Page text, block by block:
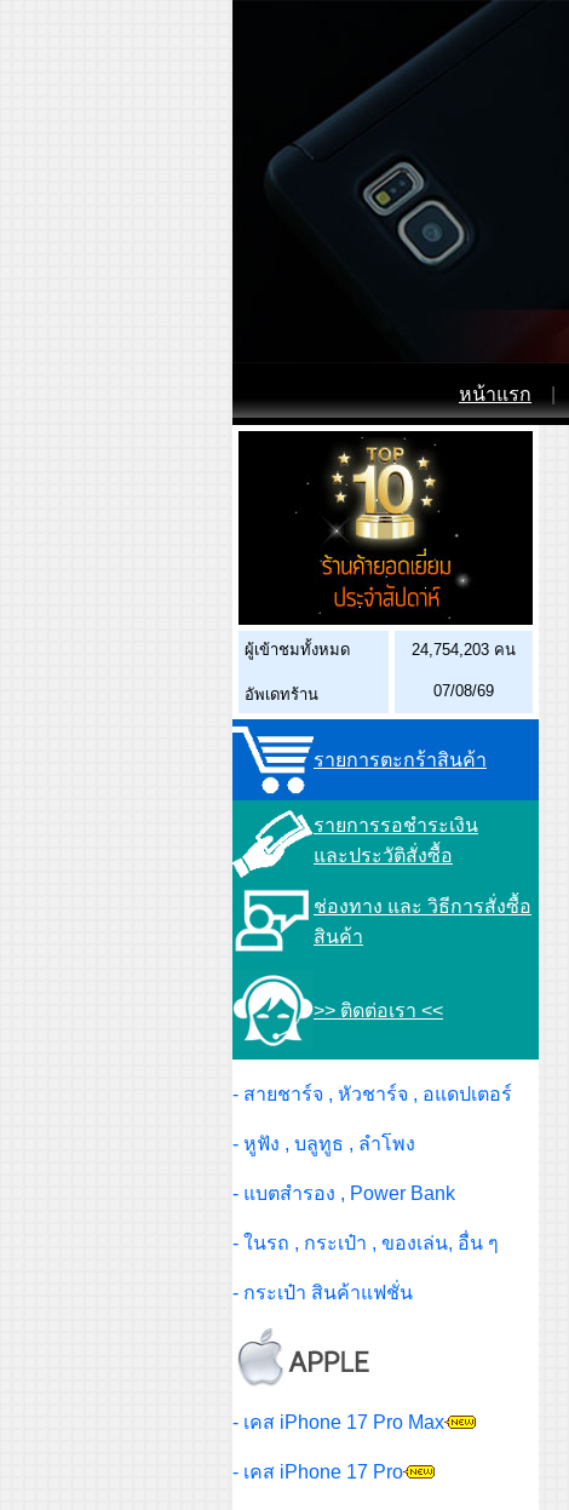
หน้าแรก
ผู้เข้าชมทั้งหมด
อัพเดทร้าน
24,754,203 คน
07/08/69
รายการตะกร้าสินค้า
รายการรอชำระเงิน
และประวัติสั่งซื้อ
ช่องทาง และ วิธีการสั่งซื้อ
สินค้า
>> ติดต่อเรา <<
- สายชาร์จ , หัวชาร์จ , อแดปเตอร์
- หูฟัง , บลูทูธ , ลำโพง
- แบตสำรอง , Power Bank
- ในรถ , กระเป๋า , ของเล่น, อื่น ๆ
- กระเป๋า สินค้าแฟชั่น
- เคส iPhone 17 Pro Max
- เคส iPhone 17 Pro